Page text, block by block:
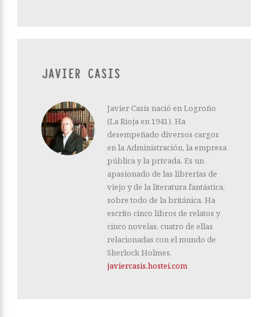
JAVIER CASIS
Javier Casis nació en Logroño
(La Rioja en 1941). Ha
desempeñado diversos cargos
en la Administración, la empresa
pública y la privada. Es un
apasionado de las librerías de
viejo y de la literatura fantástica,
sobre todo de la británica. Ha
escrito cinco libros de relatos y
cinco novelas, cuatro de ellas
relacionadas con el mundo de
Sherlock Holmes.
javiercasis.hostei.com